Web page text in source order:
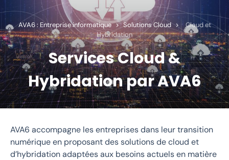
AVA6 : Entreprise informatique > Solutions Cloud >
Cloud et
Hybridation
Services Cloud &
Hybridation par AVA6
AVA6 accompagne les entreprises dans leur transition
numérique en proposant des solutions de cloud et
d’hybridation adaptées aux besoins actuels en matière